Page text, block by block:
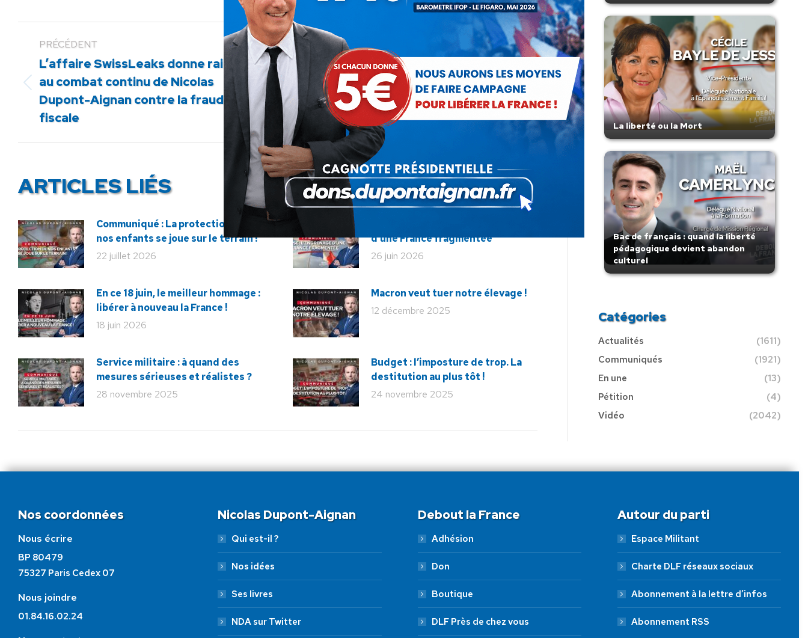
PRÉCÉDENT
Article
précédent
:
L’affaire SwissLeaks donne raison
au combat continu de Nicolas
Dupont-Aignan contre la fraude
fiscale
SUIVANT
Article
suivant
:
Debout la France et Nicolas Dupont-
Aignan présents aux Assises du
Supportérisme au Sénat
ARTICLES LIÉS
Communiqué : La protection de
nos enfants se joue sur le terrain !
22 juillet 2026
d’une France fragmentée
26 juin 2026
En ce 18 juin, le meilleur hommage :
libérer à nouveau la France !
18 juin 2026
Macron veut tuer notre élevage !
12 décembre 2025
Service militaire : à quand des
mesures sérieuses et réalistes ?
28 novembre 2025
Budget : l’imposture de trop. La
destitution au plus tôt !
24 novembre 2025
La liberté ou la Mort
Bac de français : quand la liberté
pédagogique devient abandon
culturel
Catégories
Actualités
(1611)
Communiqués
(1921)
En une
(13)
Pétition
(4)
Vidéo
(2042)
Nos coordonnées
Nous écrire
BP 80479
75327 Paris Cedex 07
Nous joindre
01.84.16.02.24
Nicolas Dupont-Aignan
Qui est-il ?
Nos idées
Ses livres
NDA sur Twitter
Debout la France
Adhésion
Don
Boutique
DLF Près de chez vous
Autour du parti
Espace Militant
Charte DLF réseaux sociaux
Abonnement à la lettre d’infos
Abonnement RSS